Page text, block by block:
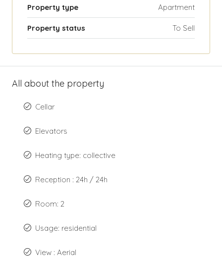
Property type Apartment
Property status To Sell
All about the property
Cellar
Elevators
Heating type: collective
Reception : 24h / 24h
Room: 2
Usage: residential
View : Aerial